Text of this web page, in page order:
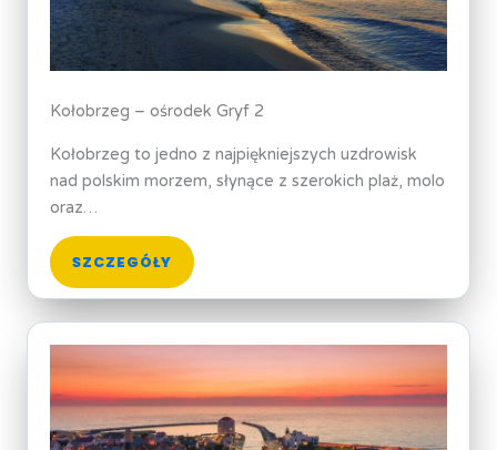
Kołobrzeg – ośrodek Gryf 2
Kołobrzeg to jedno z najpiękniejszych uzdrowisk
nad polskim morzem, słynące z szerokich plaż, molo
oraz…
SZCZEGÓŁY